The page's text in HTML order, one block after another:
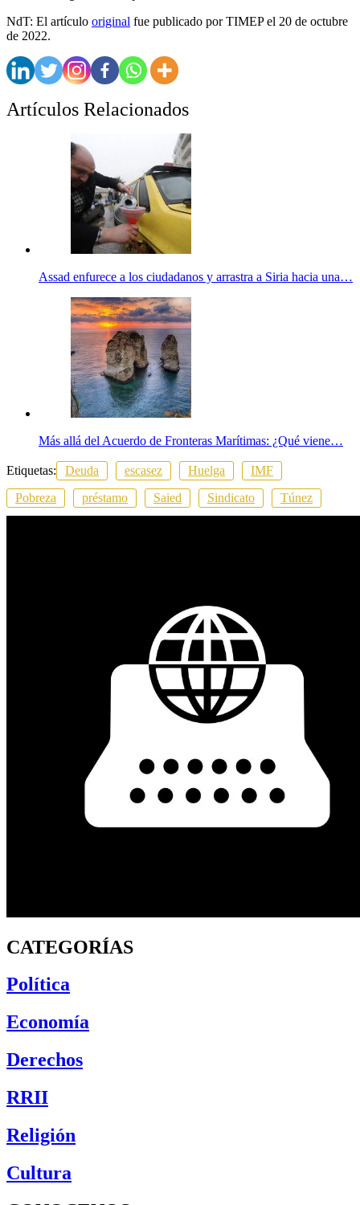
NdT: El artículo original fue publicado por TIMEP el 20 de octubre
de 2022.
Artículos Relacionados
Assad enfurece a los ciudadanos y arrastra a Siria hacia una…
Más allá del Acuerdo de Fronteras Marítimas: ¿Qué viene…
Etiquetas: Deuda escasez Huelga
IMF
Pobreza
préstamo Saied Sindicato Túnez
CATEGORÍAS
Política
Economía
Derechos
RRII
Religión
Cultura